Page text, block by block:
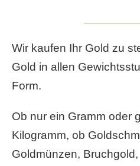
Wir kaufen Ihr Gold zu
Gold in allen
Form.
Ob nur ein Gramm oder
Kilogramm, ob
Goldmünzen,